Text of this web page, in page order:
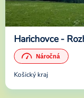
Harichovce -
Košický kraj